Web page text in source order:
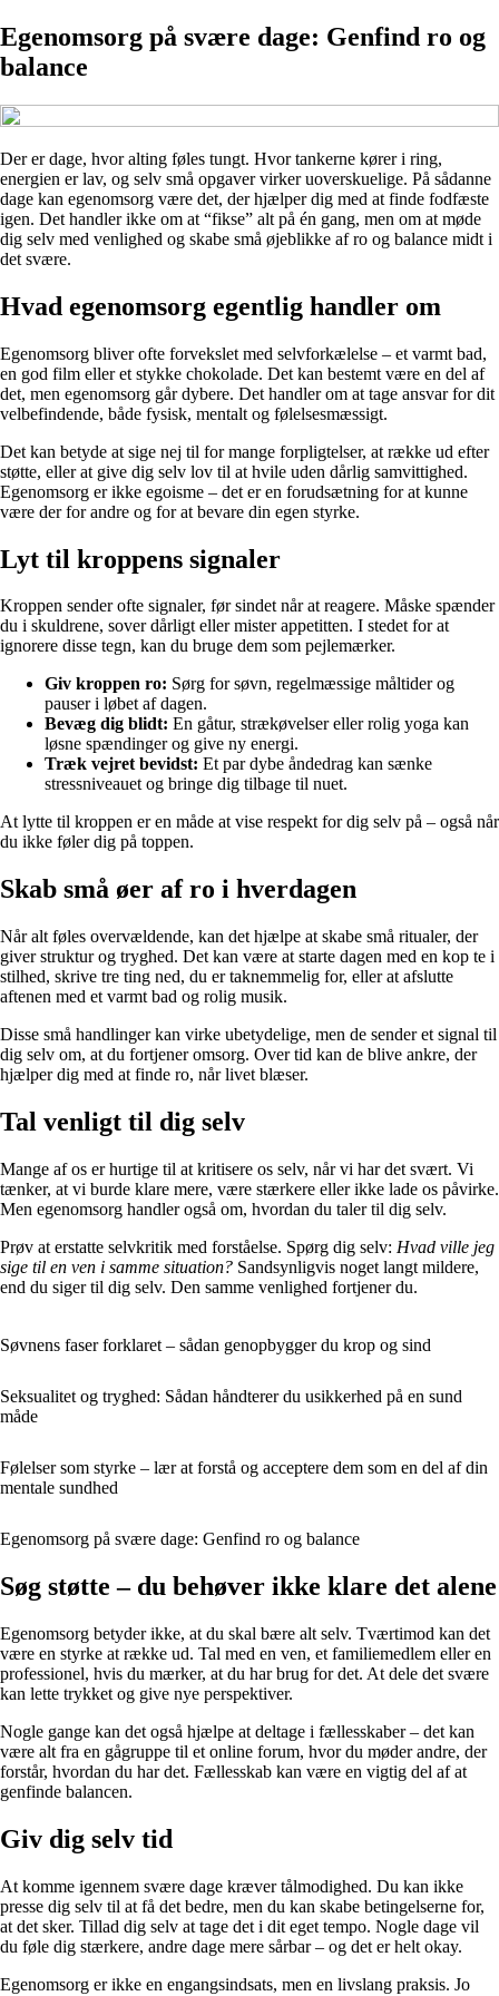
Egenomsorg på svære dage: Genfind ro og
balance
Der er dage, hvor alting føles tungt. Hvor tankerne kører i ring,
energien er lav, og selv små opgaver virker uoverskuelige. På sådanne
dage kan egenomsorg være det, der hjælper dig med at finde fodfæste
igen. Det handler ikke om at “fikse” alt på én gang, men om at møde
dig selv med venlighed og skabe små øjeblikke af ro og balance midt i
det svære.
Hvad egenomsorg egentlig handler om
Egenomsorg bliver ofte forvekslet med selvforkælelse – et varmt bad,
en god film eller et stykke chokolade. Det kan bestemt være en del af
det, men egenomsorg går dybere. Det handler om at tage ansvar for dit
velbefindende, både fysisk, mentalt og følelsesmæssigt.
Det kan betyde at sige nej til for mange forpligtelser, at række ud efter
støtte, eller at give dig selv lov til at hvile uden dårlig samvittighed.
Egenomsorg er ikke egoisme – det er en forudsætning for at kunne
være der for andre og for at bevare din egen styrke.
Lyt til kroppens signaler
Kroppen sender ofte signaler, før sindet når at reagere. Måske spænder
du i skuldrene, sover dårligt eller mister appetitten. I stedet for at
ignorere disse tegn, kan du bruge dem som pejlemærker.
Giv kroppen ro: Sørg for søvn, regelmæssige måltider og
pauser i løbet af dagen.
Bevæg dig blidt: En gåtur, strækøvelser eller rolig yoga kan
løsne spændinger og give ny energi.
Træk vejret bevidst: Et par dybe åndedrag kan sænke
stressniveauet og bringe dig tilbage til nuet.
At lytte til kroppen er en måde at vise respekt for dig selv på – også når
du ikke føler dig på toppen.
Skab små øer af ro i hverdagen
Når alt føles overvældende, kan det hjælpe at skabe små ritualer, der
giver struktur og tryghed. Det kan være at starte dagen med en kop te i
stilhed, skrive tre ting ned, du er taknemmelig for, eller at afslutte
aftenen med et varmt bad og rolig musik.
Disse små handlinger kan virke ubetydelige, men de sender et signal til
dig selv om, at du fortjener omsorg. Over tid kan de blive ankre, der
hjælper dig med at finde ro, når livet blæser.
Tal venligt til dig selv
Mange af os er hurtige til at kritisere os selv, når vi har det svært. Vi
tænker, at vi burde klare mere, være stærkere eller ikke lade os påvirke.
Men egenomsorg handler også om, hvordan du taler til dig selv.
Prøv at erstatte selvkritik med forståelse. Spørg dig selv: Hvad ville jeg
sige til en ven i samme situation? Sandsynligvis noget langt mildere,
end du siger til dig selv. Den samme venlighed fortjener du.
Søvnens faser forklaret – sådan genopbygger du krop og sind
Seksualitet og tryghed: Sådan håndterer du usikkerhed på en sund
måde
Følelser som styrke – lær at forstå og acceptere dem som en del af din
mentale sundhed
Egenomsorg på svære dage: Genfind ro og balance
Søg støtte – du behøver ikke klare det alene
Egenomsorg betyder ikke, at du skal bære alt selv. Tværtimod kan det
være en styrke at række ud. Tal med en ven, et familiemedlem eller en
professionel, hvis du mærker, at du har brug for det. At dele det svære
kan lette trykket og give nye perspektiver.
Nogle gange kan det også hjælpe at deltage i fællesskaber – det kan
være alt fra en gågruppe til et online forum, hvor du møder andre, der
forstår, hvordan du har det. Fællesskab kan være en vigtig del af at
genfinde balancen.
Giv dig selv tid
At komme igennem svære dage kræver tålmodighed. Du kan ikke
presse dig selv til at få det bedre, men du kan skabe betingelserne for,
at det sker. Tillad dig selv at tage det i dit eget tempo. Nogle dage vil
du føle dig stærkere, andre dage mere sårbar – og det er helt okay.
Egenomsorg er ikke en engangsindsats, men en livslang praksis. Jo